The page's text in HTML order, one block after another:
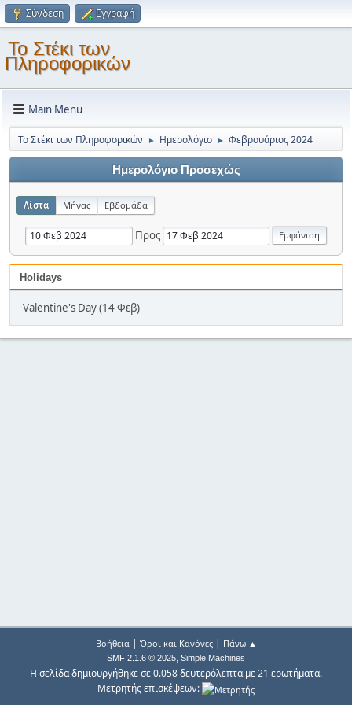
Σύνδεση Εγγραφή
Το Στέκι των
Πληροφορικών
Main Menu
Το Στέκι των Πληροφορικών ► Ημερολόγιο ► Φεβρουάριος 2024
Ημερολόγιο Προσεχώς
Λίστα Μήνας Εβδομάδα
Προς
Holidays
Valentine's Day (14 Φεβ)
Βοήθεια| Όροι και Κανόνες| Πάνω ▲
SMF 2.1.6 © 2025, Simple Machines
Η σελίδα δημιουργήθηκε σε 0.058 δευτερόλεπτα με 21 ερωτήματα.
Μετρητής επισκέψεων: